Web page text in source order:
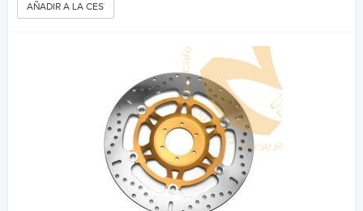
AÑADIR A LA CESTA